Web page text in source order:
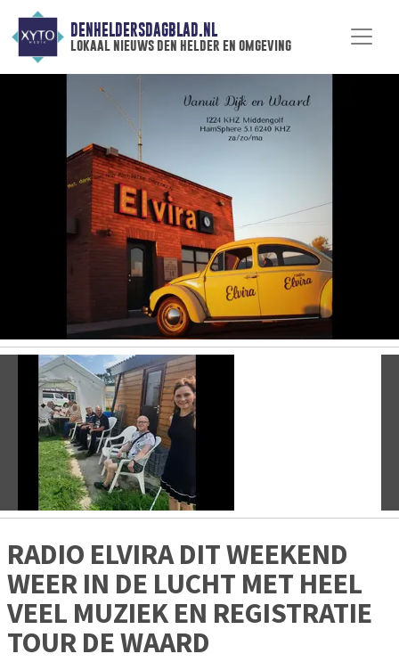
DENHELDERSDAGBLAD.NL
lokaal nieuws den helder en omgeving
Vorige
RADIO ELVIRA DIT WEEKEND
WEER IN DE LUCHT MET HEEL
VEEL MUZIEK EN REGISTRATIE
TOUR DE WAARD